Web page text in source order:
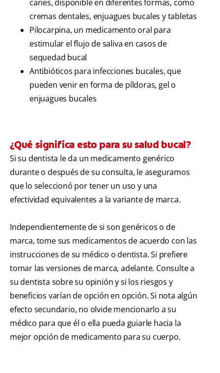
caries, disponible en diferentes formas, como
cremas dentales, enjuagues bucales y tabletas
Pilocarpina, un medicamento oral para
estimular el flujo de saliva en casos de
sequedad bucal
Antibióticos para infecciones bucales, que
pueden venir en forma de píldoras, gel o
enjuagues bucales
¿Qué significa esto para su salud bucal?
Si su dentista le da un medicamento genérico
durante o después de su consulta, le aseguramos
que lo seleccionó por tener un uso y una
efectividad equivalentes a la variante de marca.
Independientemente de si son genéricos o de
marca, tome sus medicamentos de acuerdo con las
instrucciones de su médico o dentista. Si prefiere
tomar las versiones de marca, adelante. Consulte a
su dentista sobre su opinión y si los riesgos y
beneficios varían de opción en opción. Si nota algún
efecto secundario, no olvide mencionarlo a su
médico para que él o ella pueda guiarle hacia la
mejor opción de medicamento para su cuerpo.